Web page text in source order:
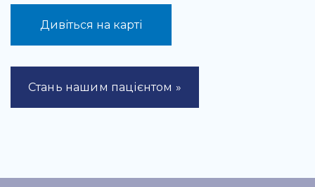
Дивіться на карті
Стань нашим пацієнтом »